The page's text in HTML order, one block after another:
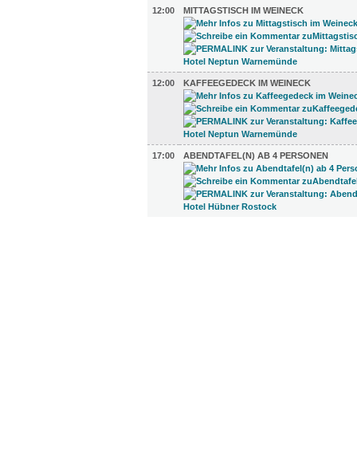
12:00
MITTAGSTISCH IM WEINECK
12:00 KAFFEEGEDECK IM WEINECK
17:00 ABENDTAFEL(N) AB 4 PERSONEN